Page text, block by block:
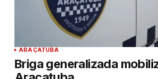
ARAÇATUBA
Briga generalizada